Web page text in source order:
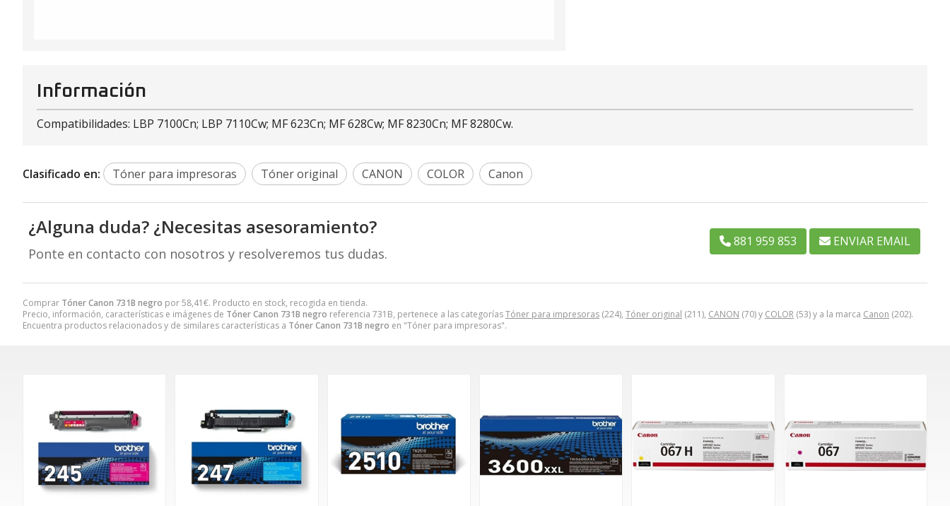
Comprar Tóner Canon 731B negro por58,41€. Producto en stock, recogida en tienda.
Precio, información, características e imágenes de Tóner Canon 731B negro referencia 731B, pertenece a las categoríasTóner para impresoras (224), Tóner original (211), CANON (70) y COLOR (53) y a la marca Canon (202).
Encuentra productos relacionados y de similares características a Tóner Canon 731B negro en "Tóner para impresoras".
Información
Compatibilidades: LBP 7100Cn; LBP 7110Cw; MF 623Cn; MF 628Cw; MF 8230Cn; MF 8280Cw.
Clasificado en: Tóner para impresoras Tóner original CANON COLOR Canon
¿Alguna duda? ¿Necesitas asesoramiento?
Ponte en contacto con nosotros y resolveremos tus dudas.
881 959 853 ENVIAR EMAIL